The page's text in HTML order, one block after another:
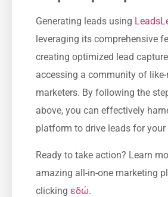
Generating leads using
leveraging its comprehensive
creating optimized lead
accessing a community of like-
marketers. By ⁤following the
above, you can effectively
platform to drive leads for your
Ready to take action? Learn
amazing all-in-one marketing
clicking εδώ.